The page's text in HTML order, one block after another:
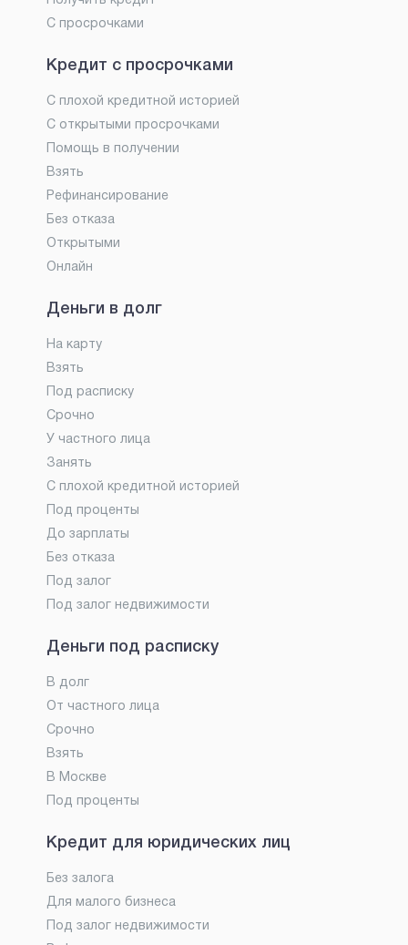
С просрочками
Кредит с просрочками
С плохой кредитной историей
С открытыми просрочками
Помощь в получении
Взять
Рефинансирование
Без отказа
Открытыми
Онлайн
Деньги в долг
На карту
Взять
Под расписку
Срочно
У частного лица
Занять
С плохой кредитной историей
Под проценты
До зарплаты
Без отказа
Под залог
Под залог недвижимости
Деньги под расписку
В долг
От частного лица
Срочно
Взять
В Москве
Под проценты
Кредит для юридических лиц
Без залога
Для малого бизнеса
Под залог недвижимости